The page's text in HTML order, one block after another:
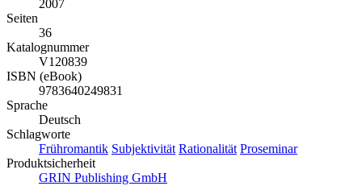
2007
Seiten
36
Katalognummer
V120839
ISBN (eBook)
9783640249831
Sprache
Deutsch
Schlagworte
Frühromantik Subjektivität Rationalität Proseminar
Produktsicherheit
GRIN Publishing GmbH